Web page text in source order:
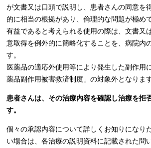
が文書又は口頭で説明し、患者さんの同意を
的に相当の根拠があり、倫理的な問題が極め
有益であると考えられる使用の際は、文書又
意取得を例外的に簡略化することを、病院内
す。
医薬品の適応外使用等により発生した副作用
薬品副作用被害救済制度」の対象外となります
患者さんは、その治療内容を確認し治療を拒
す。
個々の承認内容について詳しくお知りになり
い場合は、各治療の説明資料に記載された問